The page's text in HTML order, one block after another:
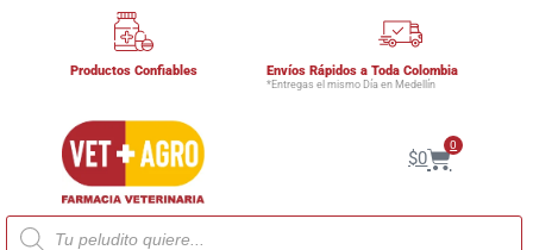
Productos Confiables Envíos Rápidos a Toda Colombia
*Entregas el mismo Día en Medellín
$0
0